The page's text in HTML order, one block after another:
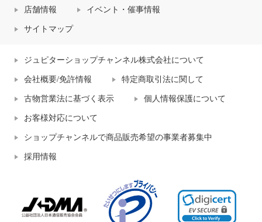
店舗情報 イベント・催事情報
サイトマップ
ジュピターショップチャンネル株式会社について
会社概要/免許情報 特定商取引法に関して
古物営業法に基づく表示 個人情報保護について
お客様対応について
ショップチャンネルで商品販売希望の事業者募集中
採用情報